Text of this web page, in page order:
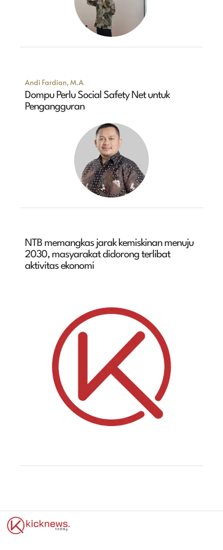
Andi Fardian, M.A
Dompu Perlu Social Safety Net untuk
Pengangguran
NTB memangkas jarak kemiskinan menuju
2030, masyarakat didorong terlibat
aktivitas ekonomi